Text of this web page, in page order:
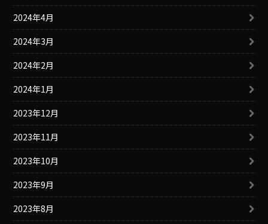
2024年4月
2024年3月
2024年2月
2024年1月
2023年12月
2023年11月
2023年10月
2023年9月
2023年8月